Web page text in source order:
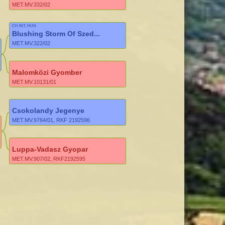
MET.MV.332/02
CH INT, HUN
Blushing Storm Of Szed...
MET.MV.322/02
Malomközi Gyomber
MET.MV.10131/01
Csokolandy Jegenye
MET.MV.9764/01, RKF 2192596
Luppa-Vadasz Gyopar
MET.MV.907/02, RKF2192595